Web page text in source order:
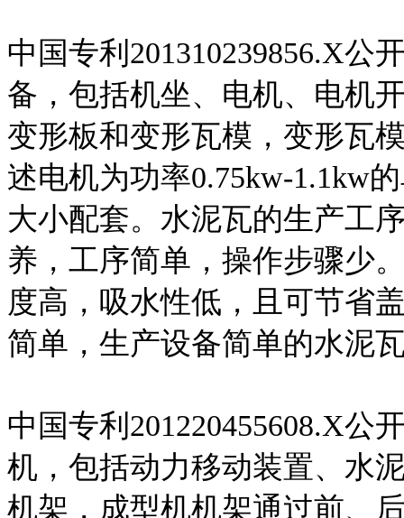
中国专利201310239856.X公
备，包括机坐、电机、电机
变形板和变形瓦模，变形瓦
述电机为功率0.75kw-1.1kw
大小配套。水泥瓦的生产
养，工序简单，操作步骤少
度高，吸水性低，且可节省
简单，生产设备简单的水泥
中国专利201220455608.X公
机，包括动力移动装置、水
机架，成型机机架通过前、